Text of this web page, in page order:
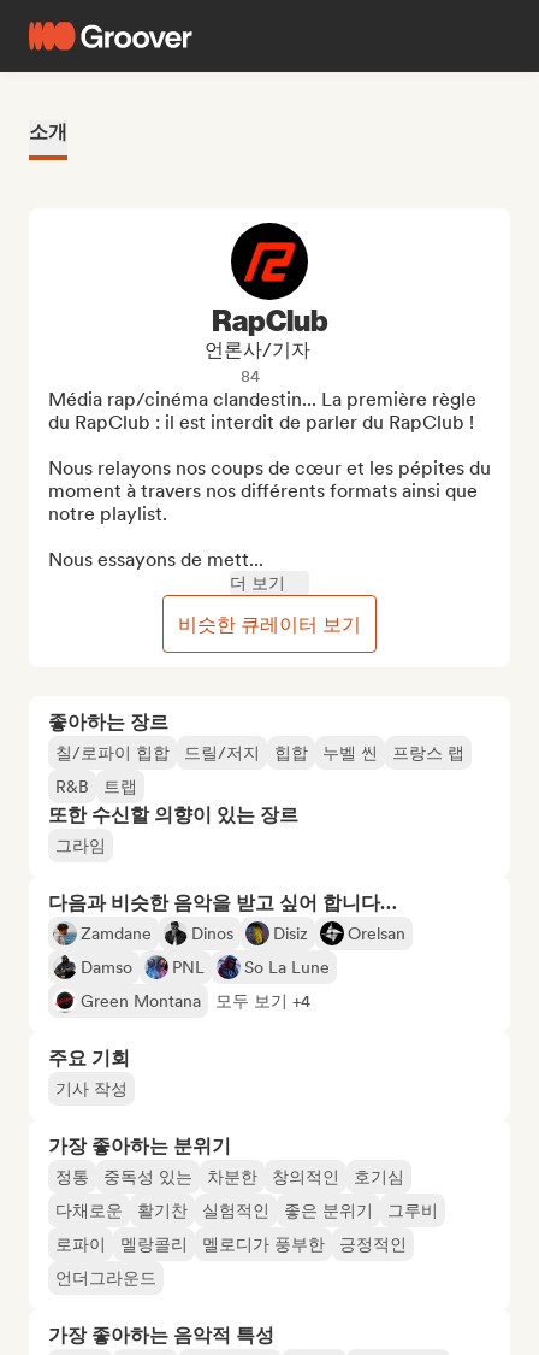
소개
좋아하는 장르
칠/로파이 힙합 드릴/저지 힙합 누벨 씬
프랑스 랩
R&B
트랩
또한 수신할 의향이 있는 장르
그라임
다음과 비슷한 음악을 받고 싶어 합니다…
Zamdane Dinos Disiz
Orelsan
Damso
PNL
So La Lune
Green Montana
모두 보기 +4
주요 기회
기사 작성
가장 좋아하는 분위기
정통 중독성 있는 차분한 창의적인
호기심
다채로운
활기찬 실험적인 좋은 분위기
그루비
로파이
멜랑콜리 멜로디가 풍부한
긍정적인
언더그라운드
가장 좋아하는 음악적 특성
RapClub
언론사/기자
84
Média rap/cinéma clandestin... La première règle
du RapClub : il est interdit de parler du RapClub !
Nous relayons nos coups de cœur et les pépites du
moment à travers nos différents formats ainsi que
notre playlist.
Nous essayons de mett...
더 보기
비슷한 큐레이터 보기